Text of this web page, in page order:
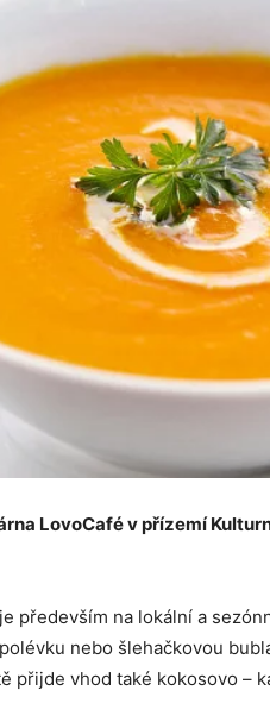
LovoCafé v přízemí
především na lokální a
nebo šlehačkovou
přijde vhod také kokosovo –